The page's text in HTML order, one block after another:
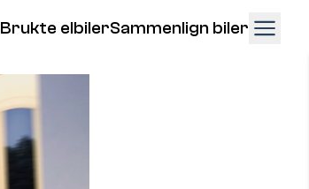
Brukte elbilerSammenlign biler